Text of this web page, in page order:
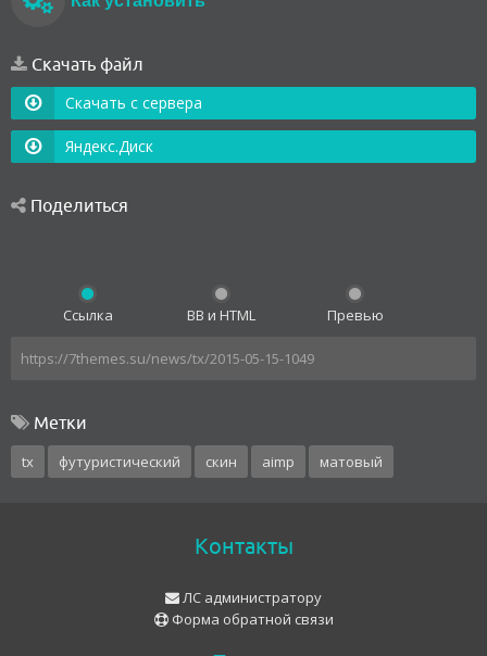
Скачать файл
Скачать с сервера
Яндекс.Диск
Поделиться
Ссылка BB и HTML Превью
Метки
tx футуристический скин aimp матовый
Контакты
ЛС администратору
Форма обратной связи